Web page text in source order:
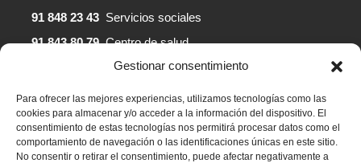
Gestionar consentimiento
Para ofrecer las mejores experiencias, utilizamos tecnologías como las
cookies para almacenar y/o acceder a la información del dispositivo. El
consentimiento de estas tecnologías nos permitirá procesar datos como el
comportamiento de navegación o las identificaciones únicas en este sitio.
No consentir o retirar el consentimiento, puede afectar negativamente a
91 848 23 43 Servicios sociales
91 843 80 79Centro de salud
© 2025 – Ayuntamiento de Redueña |Aviso legal |
Política de privacidad|Política de Cookies